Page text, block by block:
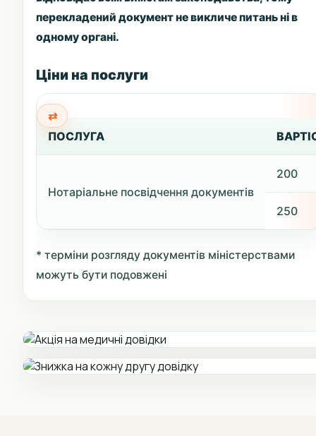
перекладений документ не викличе питань ні в
одному органі.
Ціни на послуги
ПОСЛУГА
Нотаріальне посвідчення документів
200
250
* терміни розгляду документів міністерствами
можуть бути подовжені